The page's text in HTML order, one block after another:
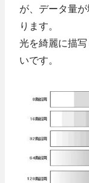
が、データ量が
ります。
光を綺麗に描
いです。